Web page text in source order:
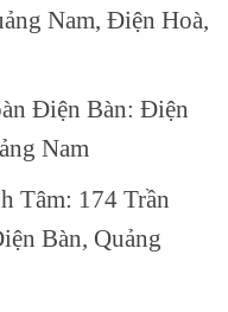
Nam, Điện Hoà,
Điện Bàn: Điện
Nam
Tâm: 174 Trần
Bàn, Quảng